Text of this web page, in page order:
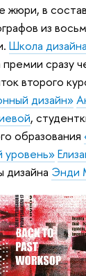
жюри, в
из
Школа дизайна
премии сразу
второго
дизайн»
,
образования
уровень»
дизайна Энди